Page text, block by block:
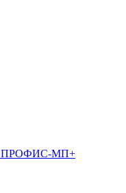
ПРОФИС-МП+